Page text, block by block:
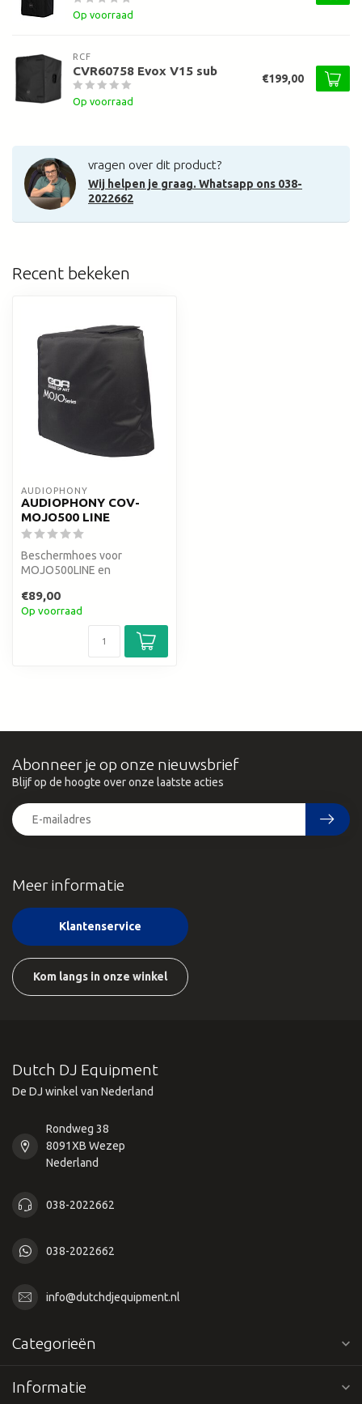
Op voorraad
RCF
CVR60758 Evox V15 sub
Op voorraad
€199,00
vragen over dit product?
Wij helpen je graag. Whatsapp ons 038-
2022662
Recent bekeken
AUDIOPHONY
AUDIOPHONY COV-
MOJO500 LINE
Beschermhoes voor
MOJO500LINE en
€89,00
Op voorraad
Meer informatie
Klantenservice
Kom langs in onze winkel
Abonneer je op onze nieuwsbrief
Blijf op de hoogte over onze laatste acties
Dutch DJ Equipment
De DJ winkel van Nederland
Rondweg 38
8091XB Wezep
Nederland
038-2022662
038-2022662
info@dutchdjequipment.nl
Categorieën
Informatie